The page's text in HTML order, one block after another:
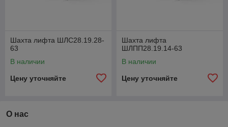
Шахта лифта ШЛС28.19.28-
63
В наличии
Цену уточняйте
Шахта лифта
ШЛПП28.19.14-63
В наличии
Цену уточняйте
О нас